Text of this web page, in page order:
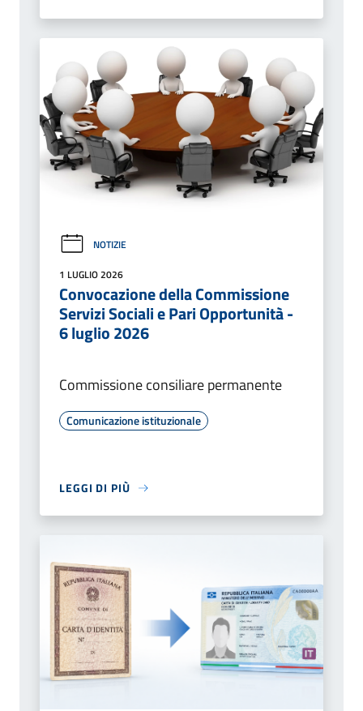
NOTIZIE
1 LUGLIO 2026
Convocazione della Commissione
Servizi Sociali e Pari Opportunità -
6 luglio 2026
Commissione consiliare permanente
Comunicazione istituzionale
LEGGI DI PIÙ